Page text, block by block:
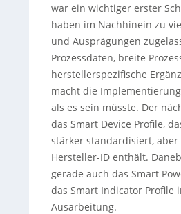
war ein wichtiger erster
haben im Nachhinein zu
und Ausprägungen
Prozessdaten, breite
herstellerspezifische
macht die
als es sein müsste. Der
das Smart Device Profile,
stärker standardisiert, aber
Hersteller-ID enthält.
gerade auch das Smart
das Smart Indicator Profile
Ausarbeitung.